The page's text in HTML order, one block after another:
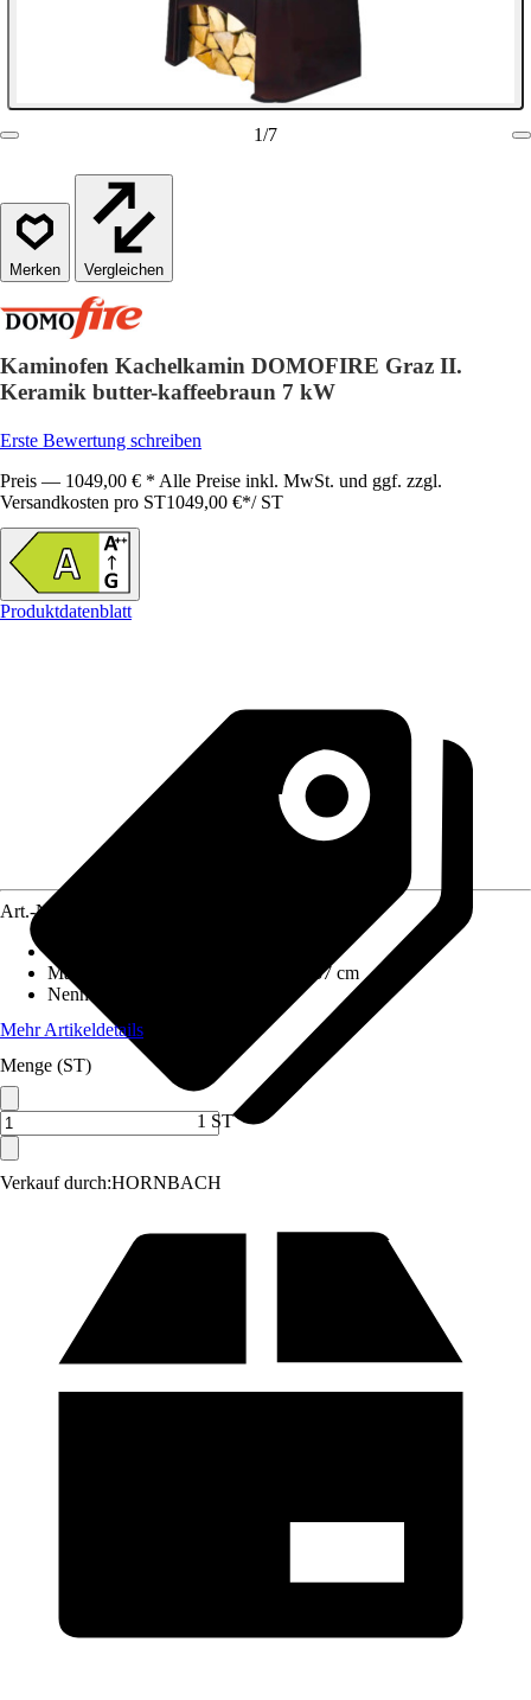
1/7
Vergleichen
Kaminofen Kachelkamin DOMOFIRE Graz II.
Keramik butter-kaffeebraun 7 kW
Erste Bewertung schreiben
Preis — 1049,00 € * Alle Preise inkl. MwSt. und ggf. zzgl.
Versandkosten pro ST1049,00 €*/ ST
Produktdatenblatt
Verkauf durch:HORNBACH
Art.-Nr.
Maße (BxHxT)
60 cm x 119 cm x 37 cm
Nennwärmeleistung
Mehr Artikeldetails
Menge (ST)
1 ST